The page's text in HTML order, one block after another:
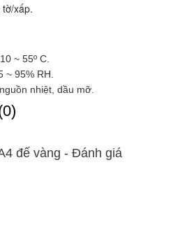
tờ/xấp.
~ 55º C.
~ 95% RH.
nhiệt, dầu mỡ.
đế vàng - Ðánh giá